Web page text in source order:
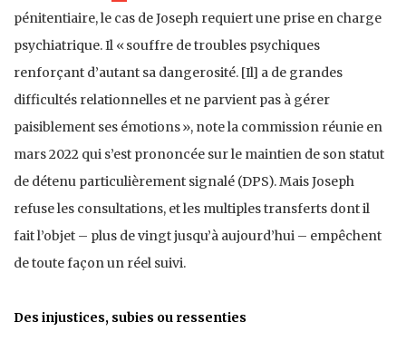
pénitentiaire, le cas de Joseph requiert une prise en charge
psychiatrique. Il « souffre de troubles psychiques
renforçant d’autant sa dangerosité. [Il] a de grandes
difficultés relationnelles et ne parvient pas à gérer
paisiblement ses émotions », note la commission réunie en
mars 2022 qui s’est prononcée sur le maintien de son statut
de détenu particulièrement signalé (DPS). Mais Joseph
refuse les consultations, et les multiples transferts dont il
fait l’objet – plus de vingt jusqu’à aujourd’hui – empêchent
de toute façon un réel suivi.
Des injustices, subies ou ressenties